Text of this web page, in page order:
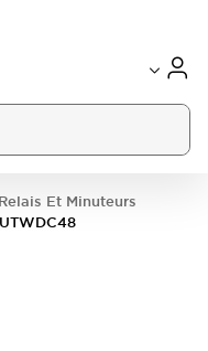
Relais Et Minuteurs